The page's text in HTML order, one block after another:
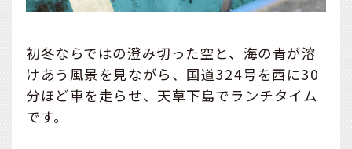
初冬ならではの澄み切った空と、海の青が溶
けあう風景を見ながら、国道324号を西に30
分ほど車を走らせ、天草下島でランチタイム
です。